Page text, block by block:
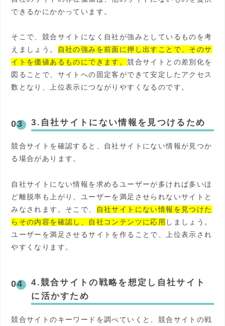
できるかにかかっています。
そこで、競合サイトになく自社が強みとしているものを考
えましょう。
自社の強みを前面に押し出すことで、そのサ
イトを価値あるものにできます。競合サイトとの差別化を
図ることで、サイトへの固定客ができて安定したアクセス
数となり、上位表示につながりやすくなるのです。
3.自社サイトにない情報を見つけるため
競合サイトを確認すると、自社サイトにない情報が見つか
る場合があります。
自社サイトにない情報を求めるユーザーが多ければ多いほ
ど離脱率も上がり、ユーザーを満足させられないサイトと
みなされます。そこで、
自社サイトにない情報を見つけた
らその内容を確認し、自社コンテンツに応用 しましょう。
ユーザーを満足させるサイトを作ることで、上位表示され
やすくなります。
4.競合サイトの戦略を想定し自社サイト
に活かすため
競合サイトのキーワードを調べていくと、競合サイトの戦